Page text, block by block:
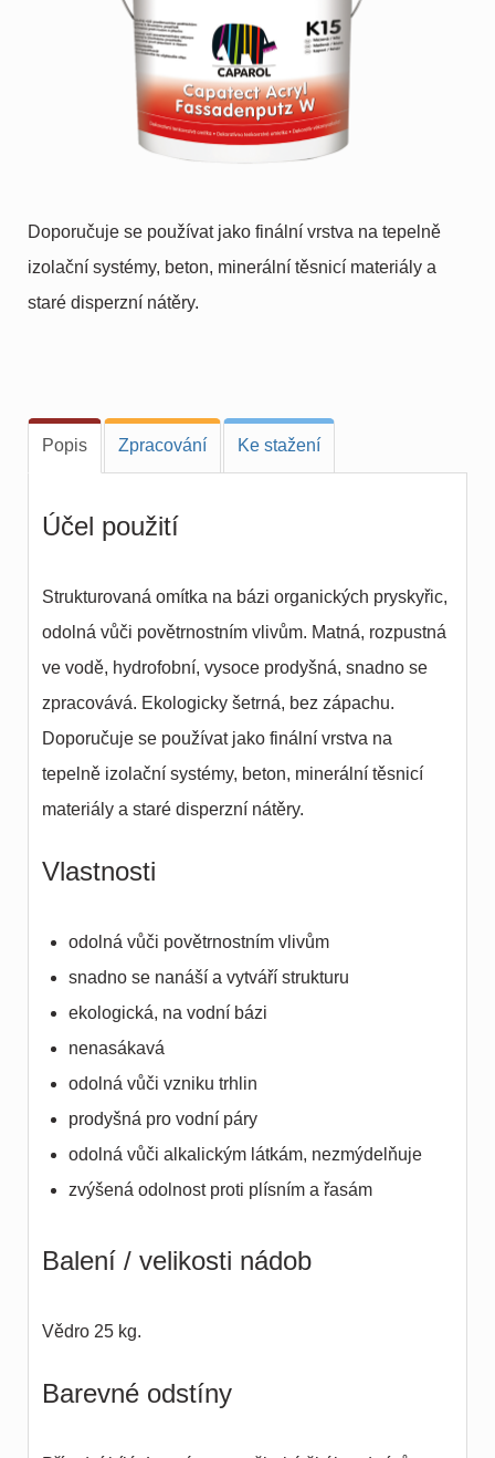
Doporučuje se používat jako finální vrstva na tepelně
izolační systémy, beton, minerální těsnicí materiály a
staré disperzní nátěry.
Popis Zpracování Ke stažení
Účel použití
Strukturovaná omítka na bázi organických pryskyřic,
odolná vůči povětrnostním vlivům. Matná, rozpustná
ve vodě, hydrofobní, vysoce prodyšná, snadno se
zpracovává. Ekologicky šetrná, bez zápachu.
Doporučuje se používat jako finální vrstva na
tepelně izolační systémy, beton, minerální těsnicí
materiály a staré disperzní nátěry.
Vlastnosti
odolná vůči povětrnostním vlivům
snadno se nanáší a vytváří strukturu
ekologická, na vodní bázi
nenasákavá
odolná vůči vzniku trhlin
prodyšná pro vodní páry
odolná vůči alkalickým látkám, nezmýdelňuje
zvýšená odolnost proti plísním a řasám
Balení / velikosti nádob
Vědro 25 kg.
Barevné odstíny